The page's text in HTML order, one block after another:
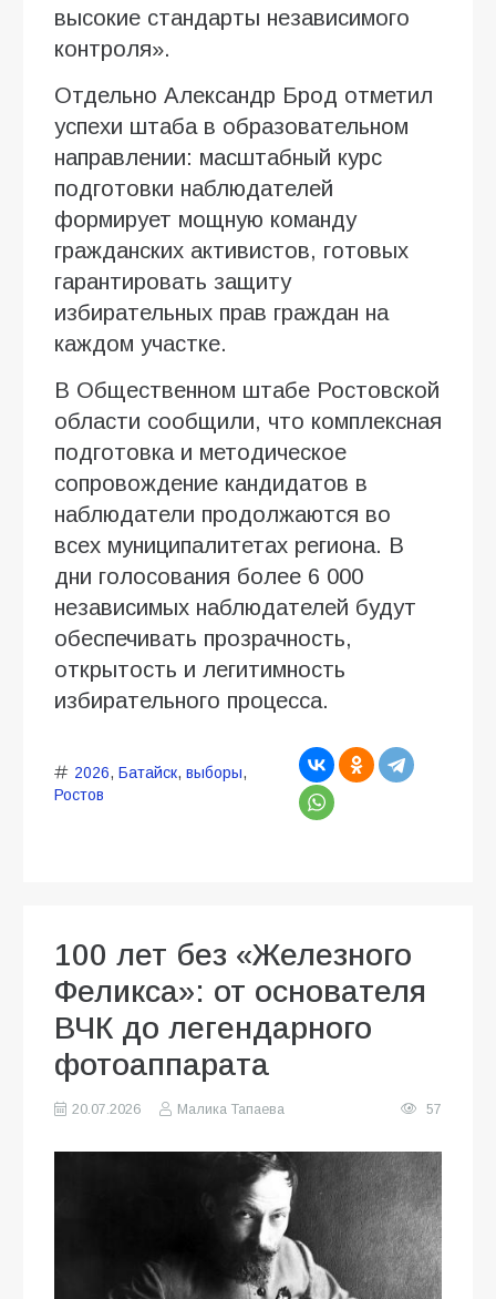
высокие стандарты независимого
контроля».
Отдельно Александр Брод отметил
успехи штаба в образовательном
направлении: масштабный курс
подготовки наблюдателей
формирует мощную команду
гражданских активистов, готовых
гарантировать защиту
избирательных прав граждан на
каждом участке.
В Общественном штабе Ростовской
области сообщили, что комплексная
подготовка и методическое
сопровождение кандидатов в
наблюдатели продолжаются во
всех муниципалитетах региона. В
дни голосования более 6 000
независимых наблюдателей будут
обеспечивать прозрачность,
открытость и легитимность
избирательного процесса.
2026, Батайск, выборы,
Ростов
100 лет без «Железного
Феликса»: от основателя
ВЧК до легендарного
фотоаппарата
20.07.2026 Малика Тапаева 57